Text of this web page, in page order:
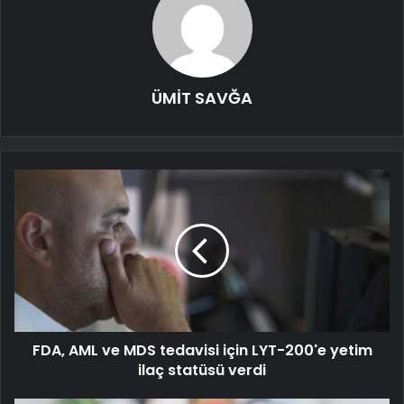
ÜMİT SAVĞA
FDA, AML ve MDS tedavisi için LYT-200'e yetim
ilaç statüsü verdi